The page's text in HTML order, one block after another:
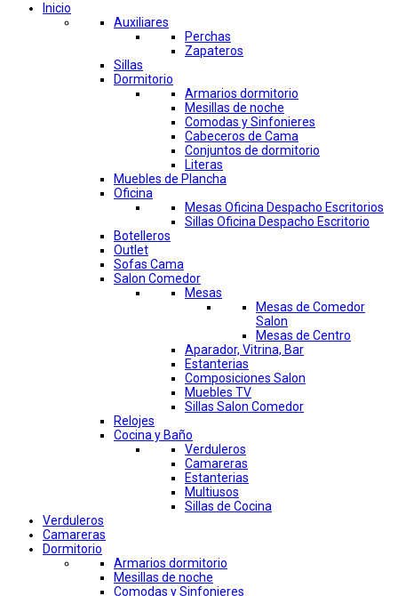
Inicio
Auxiliares
Perchas
Zapateros
Sillas
Dormitorio
Armarios dormitorio
Mesillas de noche
Comodas y Sinfonieres
Cabeceros de Cama
Conjuntos de dormitorio
Literas
Muebles de Plancha
Oficina
Mesas Oficina Despacho Escritorios
Sillas Oficina Despacho Escritorio
Botelleros
Outlet
Sofas Cama
Salon Comedor
Mesas
Mesas de Comedor
Salon
Mesas de Centro
Aparador, Vitrina, Bar
Estanterias
Composiciones Salon
Muebles TV
Sillas Salon Comedor
Relojes
Cocina y Baño
Verduleros
Camareras
Estanterias
Multiusos
Sillas de Cocina
Verduleros
Camareras
Dormitorio
Armarios dormitorio
Mesillas de noche
Comodas y Sinfonieres